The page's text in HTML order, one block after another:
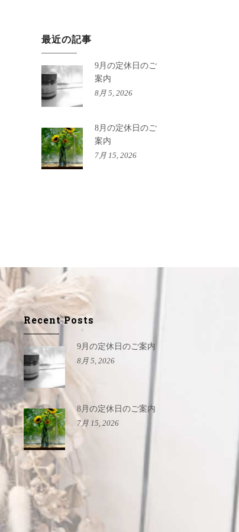
最近の記事
9月の定休日のご
案内
8月 5, 2026
8月の定休日のご
案内
7月 15, 2026
Recent Posts
9月の定休日のご案内
8月 5, 2026
8月の定休日のご案内
7月 15, 2026